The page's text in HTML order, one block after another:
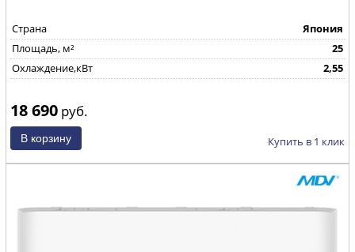
Страна
Япония
Площадь, м²
25
Охлаждение,кВт
2,55
18 690 руб.
Купить в 1 клик